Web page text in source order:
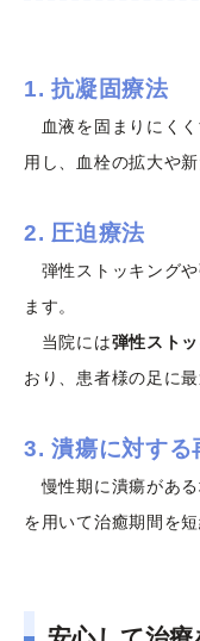
1. 抗凝固療法
血液を固まりにくく
用し、血栓の拡大や
2. 圧迫療法
弾性ストッキングや
ます。
当院には弾性スト
おり、患者様の足に
3. 潰瘍に対する
慢性期に潰瘍がある
を用いて治癒期間を短